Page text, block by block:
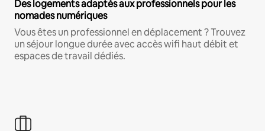
Des logements adaptés aux professionnels pour les
nomades numériques
Vous êtes un professionnel en déplacement ? Trouvez
un séjour longue durée avec accès wifi haut débit et
espaces de travail dédiés.